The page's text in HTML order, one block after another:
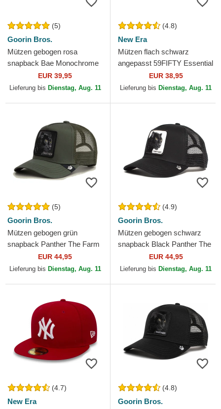
(5)
Goorin Bros.
Mützen gebogen rosa
snapback Bae Monochrome
The Farm Goorin Bros.
EUR 39,95
Lieferung bis Dienstag, Aug. 11
(4.8)
New Era
Mützen flach schwarz
angepasst 59FIFTY Essential
der Los Angeles Dodgers
MLB von New Era
EUR 38,95
Lieferung bis Dienstag, Aug. 11
(5)
Goorin Bros.
Mützen gebogen grün
snapback Panther The Farm
Goorin Bros.EUR 44,95
Lieferung bis Dienstag, Aug. 11
(4.9)
Goorin Bros.
Mützen gebogen schwarz
snapback Black Panther The
Farm Goorin Bros.
EUR 44,95
Lieferung bis Dienstag, Aug. 11
(4.7)
New Era
(4.8)
Goorin Bros.